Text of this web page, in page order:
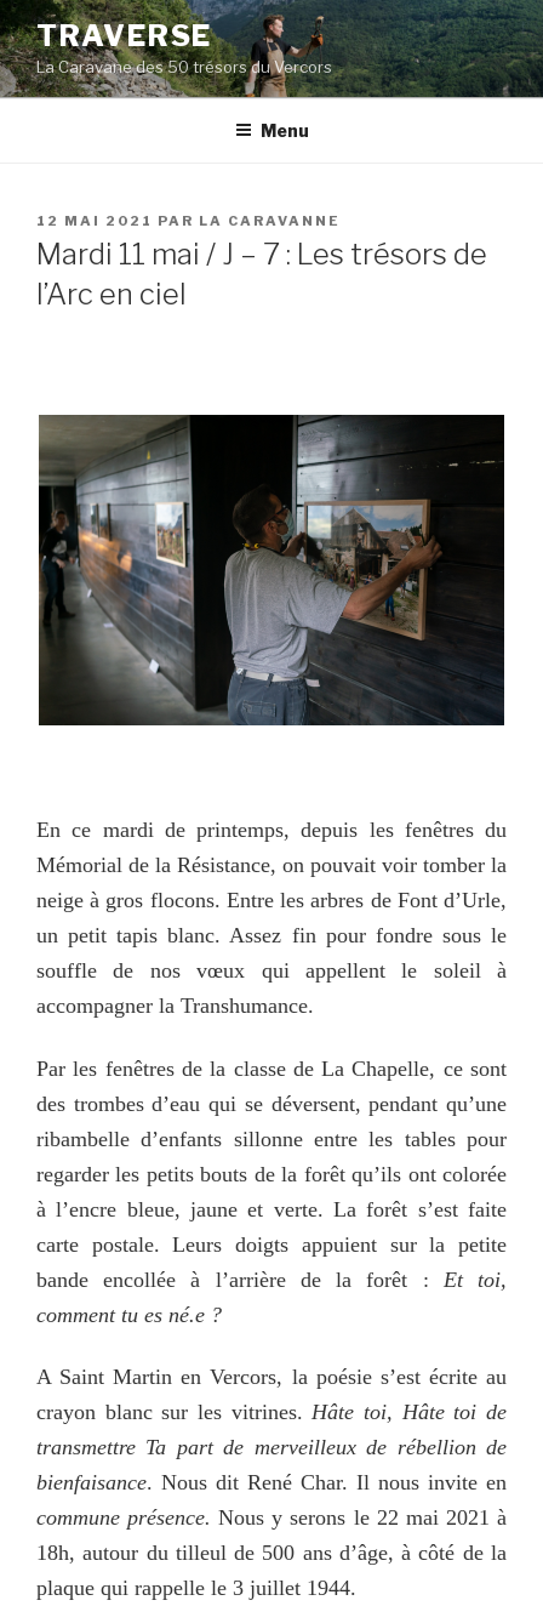
Aller
au
contenu
principal
TRAVERSE
La Caravane des 50 trésors du Vercors
Menu
PUBLIÉ
LE
12 MAI 2021 PAR LA CARAVANNE
Mardi 11 mai / J – 7 : Les trésors de
l’Arc en ciel
En ce mardi de printemps, depuis les fenêtres du
Mémorial de la Résistance, on pouvait voir tomber la
neige à gros flocons. Entre les arbres de Font d’Urle,
un petit tapis blanc. Assez fin pour fondre sous le
souffle de nos vœux qui appellent le soleil à
accompagner la Transhumance.
Par les fenêtres de la classe de La Chapelle, ce sont
des trombes d’eau qui se déversent, pendant qu’une
ribambelle d’enfants sillonne entre les tables pour
regarder les petits bouts de la forêt qu’ils ont colorée
à l’encre bleue, jaune et verte. La forêt s’est faite
carte postale. Leurs doigts appuient sur la petite
bande encollée à l’arrière de la forêt : Et toi,
comment tu es né.e ?
A Saint Martin en Vercors, la poésie s’est écrite au
crayon blanc sur les vitrines.Hâte toi, Hâte toi de
transmettre Ta part de merveilleux de rébellion de
bienfaisance. Nous dit René Char. Il nous invite en
commune présence.Nous y serons le 22 mai 2021 à
18h, autour du tilleul de 500 ans d’âge, à côté de la
plaque qui rappelle le 3 juillet 1944.